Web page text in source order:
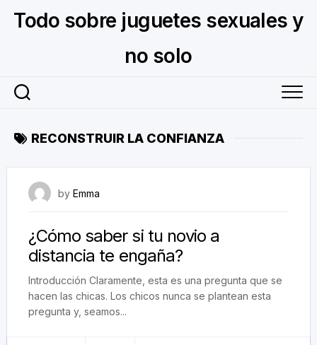
Todo sobre juguetes sexuales y
no solo
RECONSTRUIR LA CONFIANZA
by Emma
¿Cómo saber si tu novio a
distancia te engaña?
Introducción Claramente, esta es una pregunta que se
hacen las chicas. Los chicos nunca se plantean esta
pregunta y, seamos...